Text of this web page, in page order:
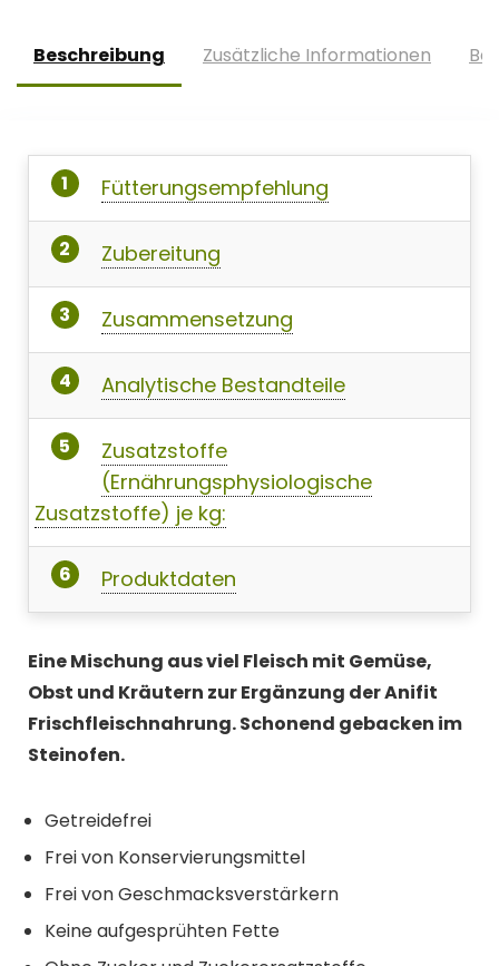
Beschreibung Zusätzliche Informationen
Fütterungsempfehlung
Zubereitung
Zusammensetzung
Analytische Bestandteile
Zusatzstoffe
(Ernährungsphysiologische
Zusatzstoffe) je kg:
Produktdaten
Eine Mischung aus viel Fleisch mit Gemüse,
Obst und Kräutern zur Ergänzung der Anifit
Frischfleischnahrung. Schonend gebacken im
Steinofen.
Getreidefrei
Frei von Konservierungsmittel
Frei von Geschmacksverstärkern
Keine aufgesprühten Fette